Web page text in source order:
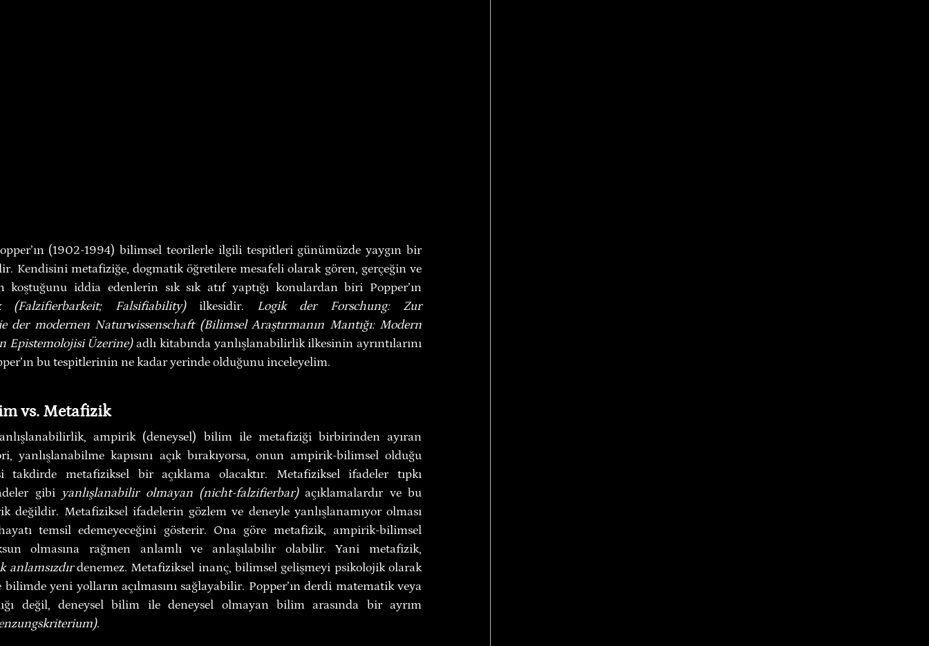
(1902-1994) bilimsel teorilerle ilgili tespitleri günümüzde yaygın bir
Kendisini metafiziğe, dogmatik öğretilere mesafeli olarak gören, gerçeğin ve
(Falzifierbarkeit; Falsifiability) ilkesidir. Logik der Forschung: Zur
der modernen Naturwissenschaft (Bilimsel Araştırmanın Mantığı: Modern
Epistemolojisi Üzerine) adlı kitabında yanlışlanabilirlik ilkesinin ayrıntılarını
bu tespitlerinin ne kadar yerinde olduğunu inceleyelim.
vs. Metafizik
ampirik (deneysel) bilim ile metafiziği birbirinden ayıran
yanlışlanabilme kapısını açık bırakıyorsa, onun ampirik-bilimsel olduğu
takdirde metafiziksel bir açıklama olacaktır. Metafiziksel ifadeler tıpkı
gibi yanlışlanabilir olmayan (nicht-falzifierbar) açıklamalardır ve bu
değildir. Metafiziksel ifadelerin gözlem ve deneyle yanlışlanamıyor olması
temsil edemeyeceğini gösterir. Ona göre metafizik, ampirik-bilimsel
anlamsızdır denemez. Metafiziksel inanç, bilimsel gelişmeyi psikolojik olarak
yeni yolların açılmasını sağlayabilir. Popper’ın derdi matematik veya
değil, deneysel bilim ile deneysel olmayan bilim arasında bir ayrım
.